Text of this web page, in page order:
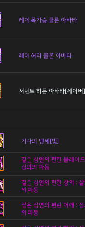
레어 목가슴 클론 아바타
레어 허리 클론 아바타
서번트 히든 아바타[세이버]
기사의 맹세[빛]
짙은 심연의 편린 블레이
살의의 파동
짙은 심연의 편린 상의 : 살
의 파동
짙은 심연의 편린 어깨 : 살
의 파동